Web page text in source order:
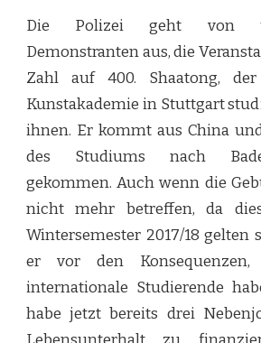
Die Polizei geht von
Demonstranten aus, die
Zahl auf 400. Shaatong,
Kunstakademie in Stuttgart
ihnen. Er kommt aus China
des Studiums nach
gekommen. Auch wenn die
nicht mehr betreffen, da
Wintersemester 2017/18 gelten
er vor den
internationale Studierende
habe jetzt bereits drei